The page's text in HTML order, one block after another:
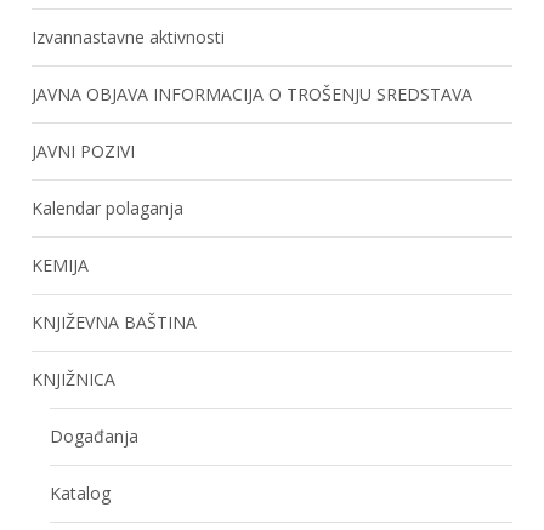
Izvannastavne aktivnosti
JAVNA OBJAVA INFORMACIJA O TROŠENJU SREDSTAVA
JAVNI POZIVI
Kalendar polaganja
KEMIJA
KNJIŽEVNA BAŠTINA
KNJIŽNICA
Događanja
Katalog